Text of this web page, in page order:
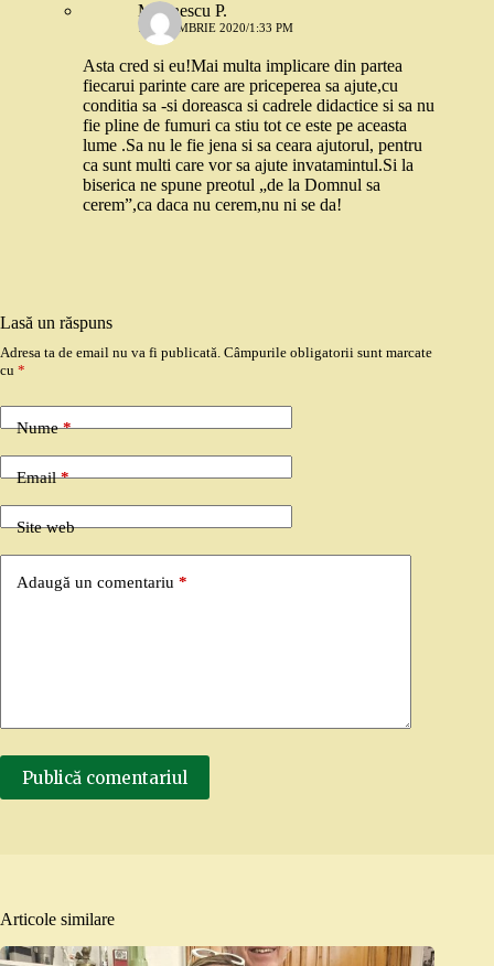
Marinescu P.
1 NOIEMBRIE 2020/1:33 PM
Asta cred si eu!Mai multa implicare din partea
fiecarui parinte care are priceperea sa ajute,cu
conditia sa -si doreasca si cadrele didactice si sa nu
fie pline de fumuri ca stiu tot ce este pe aceasta
lume .Sa nu le fie jena si sa ceara ajutorul, pentru
ca sunt multi care vor sa ajute invatamintul.Si la
biserica ne spune preotul „de la Domnul sa
cerem”,ca daca nu cerem,nu ni se da!
Lasă un răspuns
Adresa ta de email nu va fi publicată. Câmpurile obligatorii sunt marcate
cu *
Nume*
Email*
Site web
Adaugă un comentariu *
Publică comentariul
Articole similare